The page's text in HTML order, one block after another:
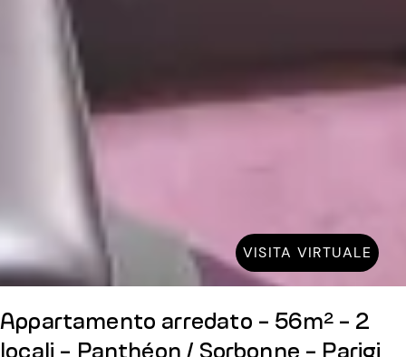
VISITA VIRTUALE
Appartamento arredato - 56m² - 2
locali - Panthéon / Sorbonne - Parigi